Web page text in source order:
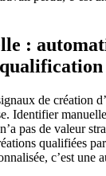
:
de création
Identifier
pas de valeur
qualifiées
c’est une